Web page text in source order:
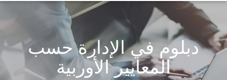
دبلوم في الإدارة حسب
المعايير الأوربية